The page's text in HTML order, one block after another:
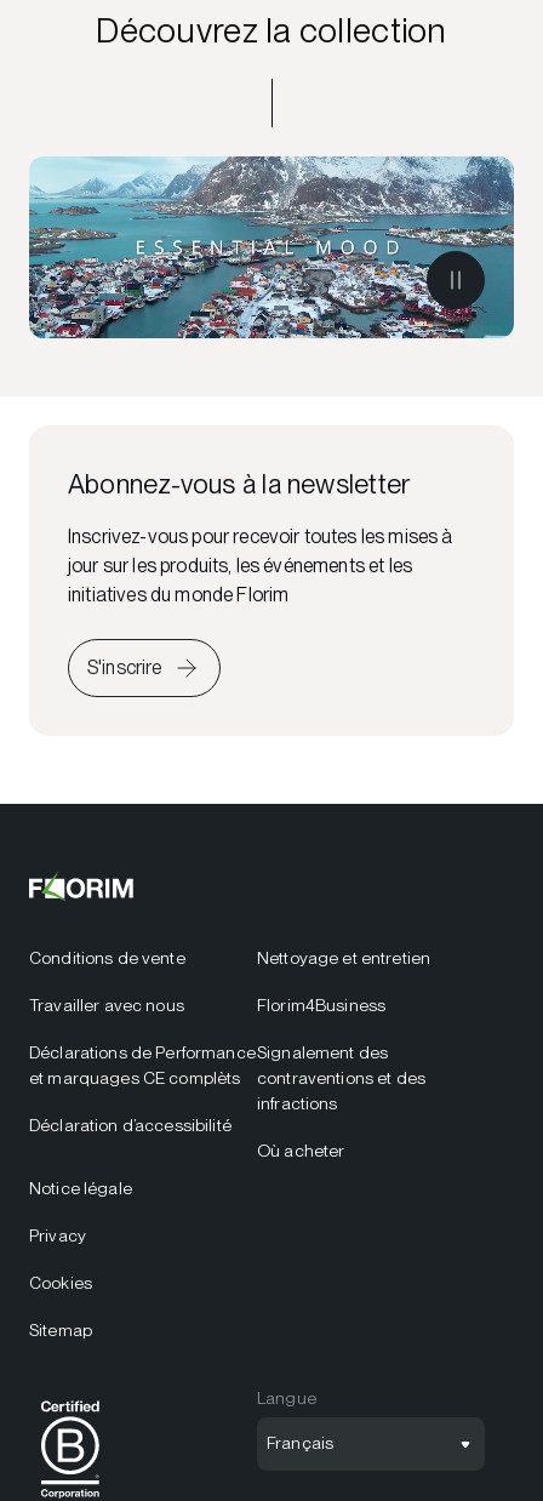
Découvrez la collection
Abonnez-vous à la newsletter
Inscrivez-vous pour recevoir toutes les mises à
jour sur les produits, les événements et les
initiatives du monde Florim
S'inscrire
Conditions de vente
Travailler avec nous
Déclarations de Performance
et marquages CE complèts
Déclaration d’accessibilité
Nettoyage et entretien
Florim4Business
Signalement des
contraventions et des
infractions
Où acheter
Notice légale
Privacy
Cookies
Sitemap
Langue
Français